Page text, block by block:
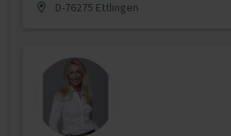
D-76275 Ettlingen